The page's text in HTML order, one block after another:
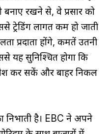
रखने से, वे प्रसार को
लागत कम हो जाती
प्रदाता होंगे, कीमतें उतनी
यह सुनिश्चित होगा कि
कर सकें और बाहर निकल
निभाती है। EBC ने अपने